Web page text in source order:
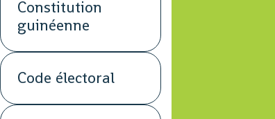
Constitution
guinéenne
Code électoral